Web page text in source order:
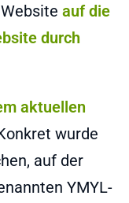
auf die
durch
aktuellen
wurde
auf der
YMYL-